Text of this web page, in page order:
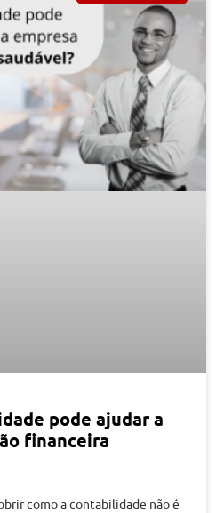
pode ajudar a
financeira
como a contabilidade não é